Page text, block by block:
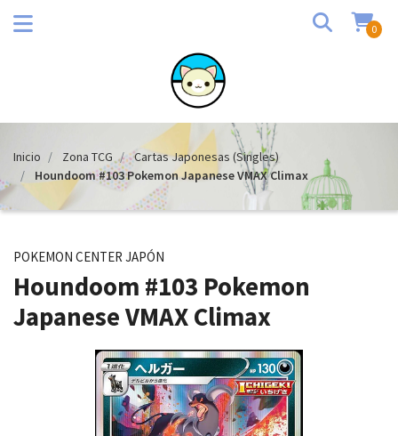
0
Inicio Zona TCG
Cartas Japonesas (Singles)
Houndoom #103 Pokemon Japanese VMAX Climax
POKEMON CENTER JAPÓN
Houndoom #103 Pokemon
Japanese VMAX Climax